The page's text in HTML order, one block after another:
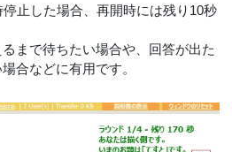
止した場合、再開時には残り10秒
まで待ちたい場合や、回答が出た
合などに有用です。